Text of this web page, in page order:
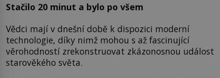
Stačilo 20 minut a bylo po všem
Vědci mají v dnešní době k dispozici moderní
technologie, díky nimž mohou s až fascinující
věrohodností zrekonstruovat zkázonosnou událost
starověkého světa.